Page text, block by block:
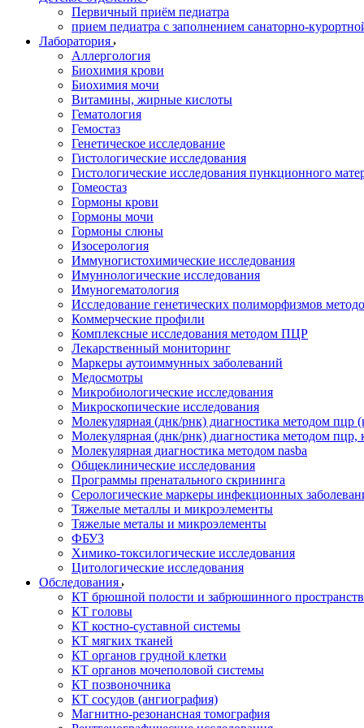
Первичный приём педиатра
прием педиатра с заполнением санаторно-
Лаборатория
Аллергология
Биохимия крови
Биохимия мочи
Витамины, жирные кислоты
Гематология
Гемостаз
Генетическое исследование
Гистологические исследования
Гистологические исследования пункционного
Гомеостаз
Гормоны крови
Гормоны мочи
Гормоны слюны
Изосерология
Иммуногистохимические исследования
Имуннологические исследования
Имуногематология
Исследование генетических полиморфизмов
Коммерческие профили
Комплексные исследования методом ПЦР
Лекарственный мониторинг
Маркеры аутоиммунных заболеваний
Медосмотры
Микробиологические исследования
Микроскопические исследования
Молекулярная (днк/рнк) диагностика методом пцр
Молекулярная (днк/рнк) диагностика методом пцр,
Молекулярная диагностика методом nasba
Общеклинические исследования
Программы пренатального скрининга
Серологические маркеры инфекционных
Тяжелые металлы и микроэлементы
Тяжелые металы и микроэлементы
ФБУЗ
Химико-токсилогические исследования
Цитологические исследования
Обследования
КТ брюшной полости и забрюшинного
КТ головы
КТ костно-суставной системы
КТ мягких тканей
КТ органов грудной клетки
КТ органов мочеполовой системы
КТ позвоночника
КТ сосудов (ангиография)
Магнитно-резонансная томография